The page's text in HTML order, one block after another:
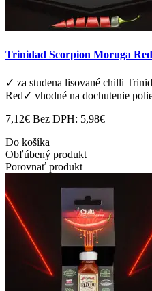
Trinidad Scorpion Moruga
✓ za studena lisované chilli
Red✓ vhodné na dochutenie
7,12€ Bez DPH: 5,98€
Do košíka
Obľúbený produkt
Porovnať produkt